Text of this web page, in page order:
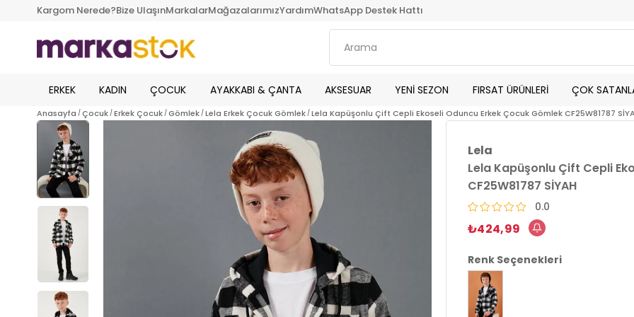
Kargom Nerede?Bize UlaşınMarkalarMağazalarımızYardımWhatsApp Destek Hattı
ERKEK KADIN ÇOCUK AYAKKABI & ÇANTA AKSESUAR YENİ SEZON FIRSAT ÜRÜNLERİ ÇOK
Anasayfa Çocuk Erkek Çocuk Gömlek Lela Erkek Çocuk Gömlek Lela Kapüşonlu Çift Cepli Ekoseli Oduncu Erkek Çocuk Gömlek CF25W81787
Lela
Lela Kapüşonlu Çift Cepli
CF25W81787 SİYAH
0.0
₺424,99
Renk Seçenekleri